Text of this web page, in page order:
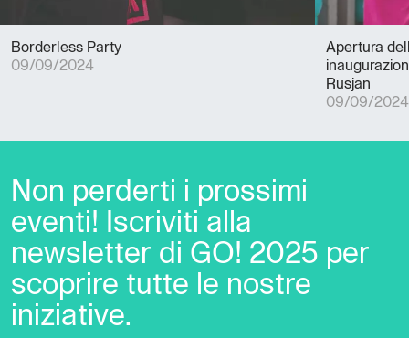
Borderless Party
09/09/2024
Apertura
Rusjan
09/09/2024
Non perderti i prossimi
eventi! Iscriviti alla
newsletter di GO! 2025 per
scoprire tutte le nostre
iniziative.